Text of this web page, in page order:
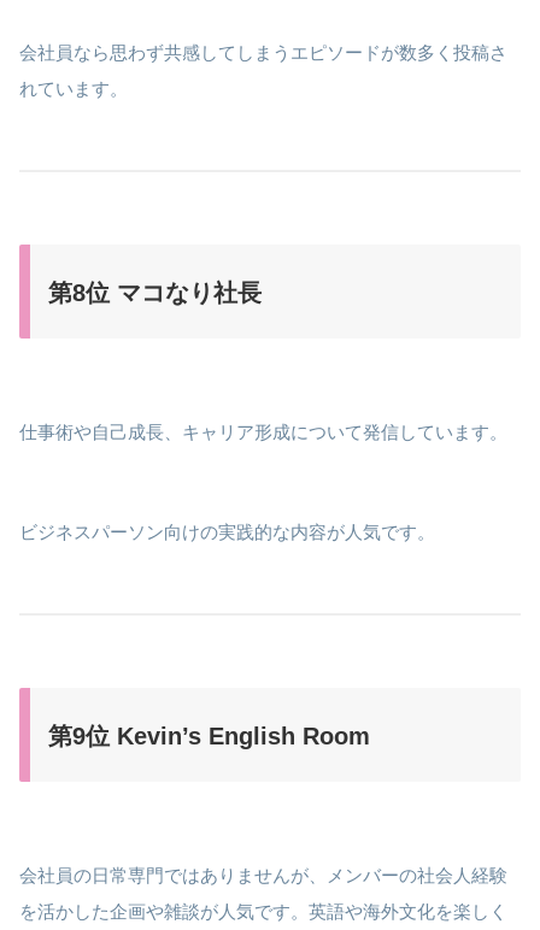
会社員なら思わず共感してしまうエピソードが数多く投稿さ
れています。
第8位 マコなり社長
仕事術や自己成長、キャリア形成について発信しています。
ビジネスパーソン向けの実践的な内容が人気です。
第9位 Kevin’s English Room
会社員の日常専門ではありませんが、メンバーの社会人経験
を活かした企画や雑談が人気です。英語や海外文化を楽しく